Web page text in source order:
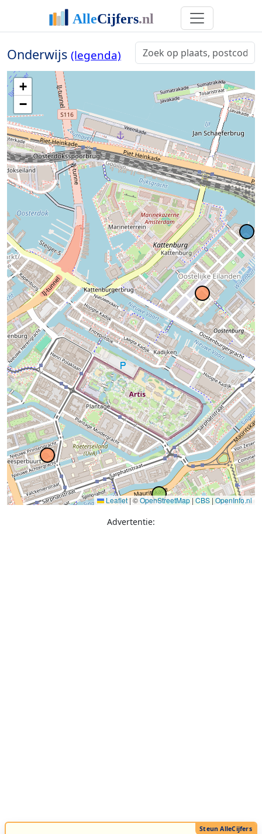
Onderwijs (legenda)
+
−
Leaflet|©OpenStreetMap | CBS | OpenInfo.nl
Advertentie: